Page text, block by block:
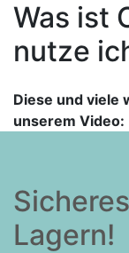
Was ist
nutze
Diese und viele
unserem Video:
Lagern!